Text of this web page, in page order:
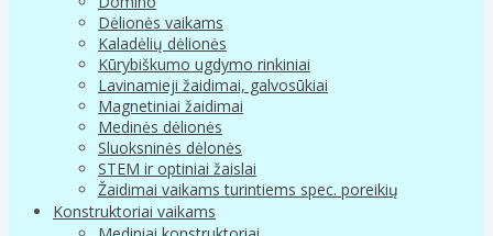
Dėlionės vaikams
Kaladėlių dėlionės
Kūrybiškumo ugdymo rinkiniai
Lavinamieji žaidimai, galvosūkiai
Magnetiniai žaidimai
Medinės dėlionės
Sluoksninės dėlonės
STEM ir optiniai žaislai
Žaidimai vaikams turintiems spec. poreikių
Konstruktoriai vaikams